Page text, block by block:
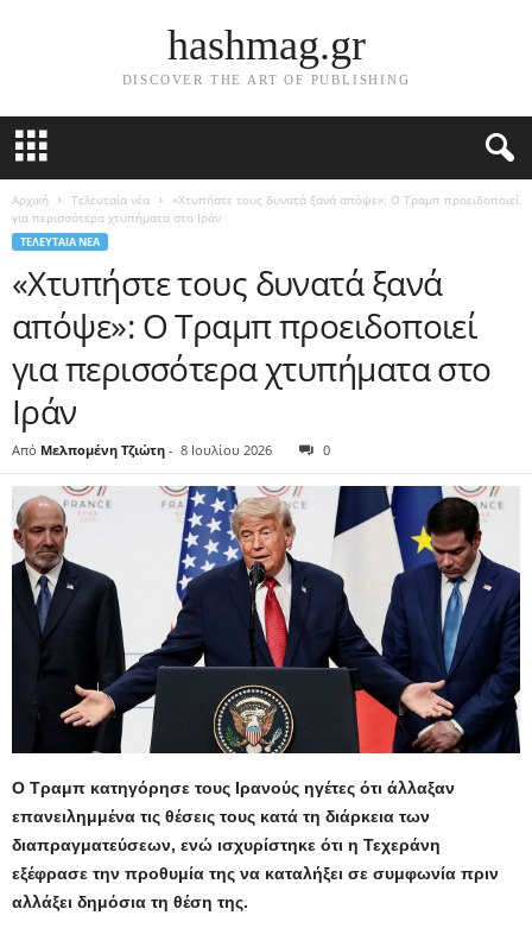
hashmag.gr
DISCOVER THE ART OF PUBLISHING
Αρχική Τελευταία νέα
«Χτυπήστε τους δυνατά ξανά απόψε»: Ο Τραμπ προειδοποιεί
για περισσότερα χτυπήματα στο Ιράν
ΤΕΛΕΥΤΑΊΑ ΝΈΑ
«Χτυπήστε τους δυνατά ξανά
απόψε»: Ο Τραμπ προειδοποιεί
για περισσότερα χτυπήματα στο
Ιράν
Από Μελπομένη Τζιώτη - 8 Ιουλίου 2026 0
Ο Τραμπ κατηγόρησε τους Ιρανούς ηγέτες ότι άλλαξαν
επανειλημμένα τις θέσεις τους κατά τη διάρκεια των
διαπραγματεύσεων, ενώ ισχυρίστηκε ότι η Τεχεράνη
εξέφρασε την προθυμία της να καταλήξει σε συμφωνία πριν
αλλάξει δημόσια τη θέση της.